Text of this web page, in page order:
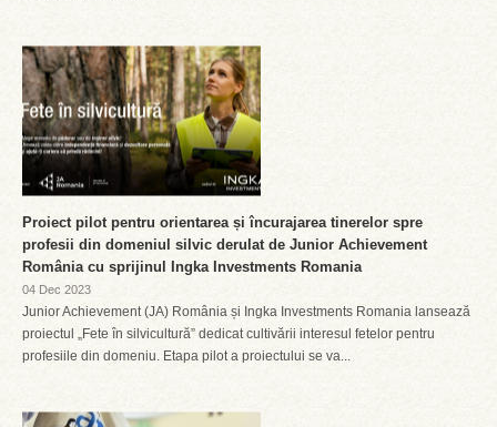
Proiect pilot pentru orientarea și încurajarea tinerelor spre
profesii din domeniul silvic derulat de Junior Achievement
România cu sprijinul Ingka Investments Romania
04 Dec 2023
Junior Achievement (JA) România și Ingka Investments Romania lansează
proiectul „Fete în silvicultură” dedicat cultivării interesul fetelor pentru
profesiile din domeniu. Etapa pilot a proiectului se va...